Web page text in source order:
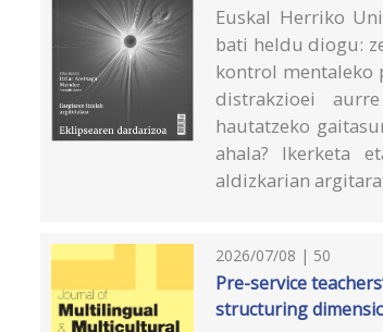
Euskal Herriko
bati heldu diogu:
kontrol mentaleko
distrakzioei
hautatzeko
ahala? Ikerketa
aldizkarian
2026/07/08 | 50
Pre-service
structuring